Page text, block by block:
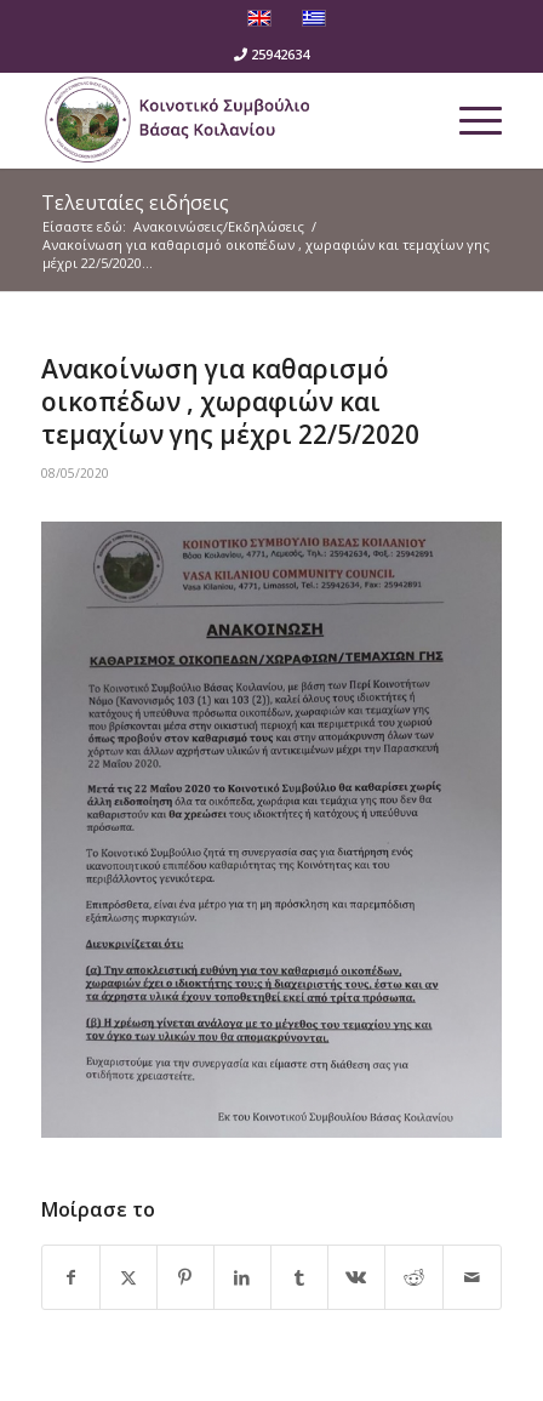
25942634
Τελευταίες ειδήσεις
Είσαστε εδώ: Ανακοινώσεις/Εκδηλώσεις /
Ανακοίνωση για καθαρισμό οικοπέδων , χωραφιών και τεμαχίων γης
μέχρι 22/5/2020...
Ανακοίνωση για καθαρισμό
οικοπέδων , χωραφιών και
τεμαχίων γης μέχρι 22/5/2020
08/05/2020
Μοίρασε το